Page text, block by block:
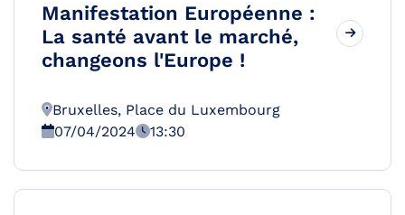
Manifestation Européenne :
La santé avant le marché,
changeons l'Europe !
Bruxelles, Place du Luxembourg
07/04/2024
13:30